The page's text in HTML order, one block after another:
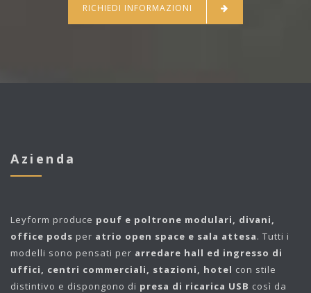
RICHIEDI INFORMAZIONI
Azienda
Leyform produce pouf e poltrone modulari, divani,
office pods per atrio open space e sala attesa. Tutti i
modelli sono pensati per arredare hall ed ingresso di
uffici, centri commerciali, stazioni, hotel con stile
distintivo e dispongono di presa di ricarica USB così da